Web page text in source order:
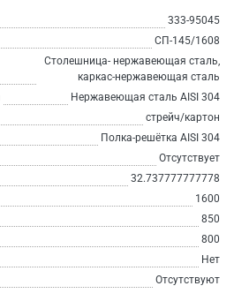
333-95045
СП-145/1608
Столешница- нержавеющая сталь,
каркас-нержавеющая сталь
Нержавеющая сталь AISI 304
стрейч/картон
Полка-решётка AISI 304
Отсутствует
32.737777777778
1600
850
800
Нет
Отсутствуют